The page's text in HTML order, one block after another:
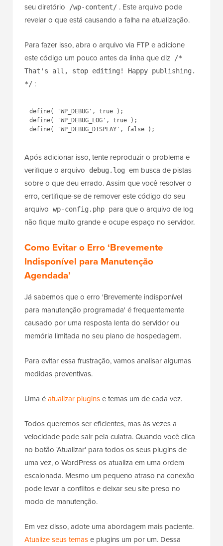
seu diretório /wp-content/ . Este arquivo pode
revelar o que está causando a falha na atualização.
Para fazer isso, abra o arquivo via FTP e adicione
este código um pouco antes da linha que diz
/*
That's all, stop editing! Happy publishing.
*/ :
define( 'WP_DEBUG', true );
define( 'WP_DEBUG_LOG', true );
Após adicionar isso, tente reproduzir o problema e
verifique o arquivo
debug.log em busca de pistas
sobre o que deu errado. Assim que você resolver o
erro, certifique-se de remover este código do seu
arquivo wp-config.php para que o arquivo de log
não fique muito grande e ocupe espaço no servidor.
Como Evitar o Erro ‘Brevemente
Indisponível para Manutenção
Agendada’
Já sabemos que o erro 'Brevemente indisponível
para manutenção programada' é frequentemente
causado por uma resposta lenta do servidor ou
memória limitada no seu plano de hospedagem.
Para evitar essa frustração, vamos analisar algumas
medidas preventivas.
Uma éatualizar pluginse temas um de cada vez.
Todos queremos ser eficientes, mas às vezes a
velocidade pode sair pela culatra. Quando você clica
no botão 'Atualizar' para todos os seus plugins de
uma vez, o WordPress os atualiza em uma ordem
escalonada. Mesmo um pequeno atraso na conexão
pode levar a conflitos e deixar seu site preso no
modo de manutenção.
Em vez disso, adote uma abordagem mais paciente.
Atualize seus temase plugins um por um. Dessa